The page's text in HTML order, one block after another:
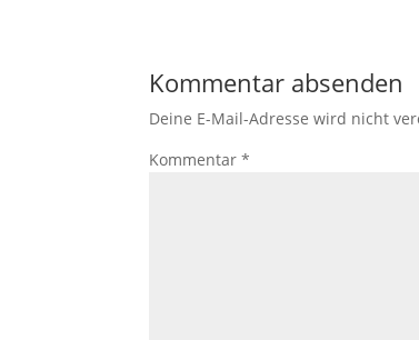
Kommentar absenden
Deine E-Mail-Adresse wird nicht
Kommentar*